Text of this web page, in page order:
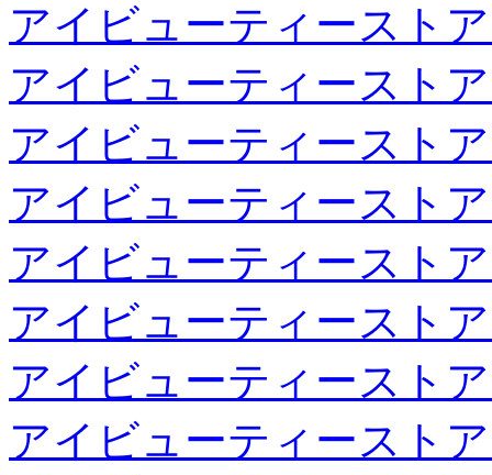
アイビューティースト
アイビューティースト
アイビューティースト
アイビューティースト
アイビューティースト
アイビューティースト
アイビューティースト
アイビューティースト